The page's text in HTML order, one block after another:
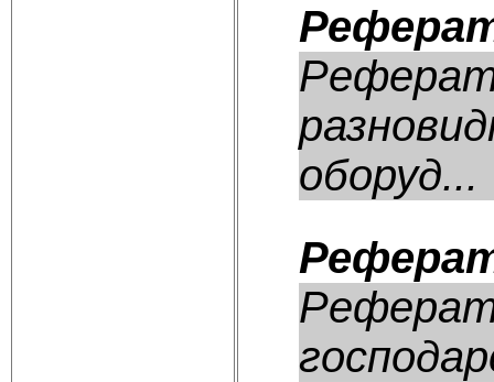
оборуд...
Реферат: